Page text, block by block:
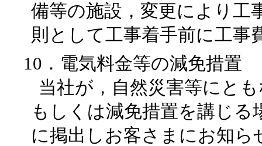
備等の施設，変更により工
則として工事着手前に工事
10．電気料金等の減免措置
当社が，自然災害等にと
もしくは減免措置を講じ
に掲出しお客さまにお知ら